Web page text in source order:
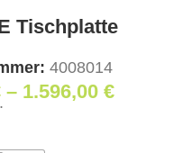
Tischplatte
4008014
– 1.596,00 €